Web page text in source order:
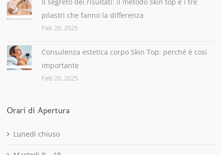
pilastri che fanno la differenza
Feb 20, 2025
Consulenza estetica corpo Skin Top: perché è così
importante
Feb 20, 2025
Orari di Apertura
Lunedi chiuso